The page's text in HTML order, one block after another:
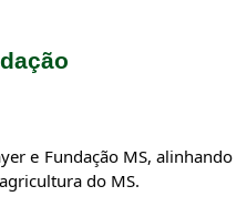
e Fundação MS, alinhando
do MS.